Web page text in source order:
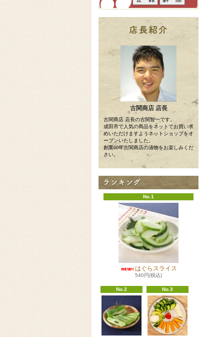
古関商店 店長
古関商店 店長の古関智一です。
成田市で人気の商品をネットでお買い求
めいただけますようネットショップをオ
ープンいたしました。
創業60年古関商店の漬物をお楽しみくだ
さい。
No.1
はぐらスライス
540円(税込)
No.2 No.3